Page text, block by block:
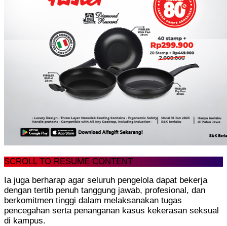
SCROLL TO RESUME CONTENT
Ia juga berharap agar seluruh pengelola dapat bekerja
dengan tertib penuh tanggung jawab, profesional, dan
berkomitmen tinggi dalam melaksanakan tugas
pencegahan serta penanganan kasus kekerasan seksual
di kampus.